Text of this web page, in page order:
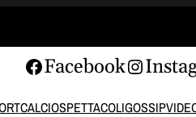
Facebook
CALCIOSPETTACOLIGOSSIP